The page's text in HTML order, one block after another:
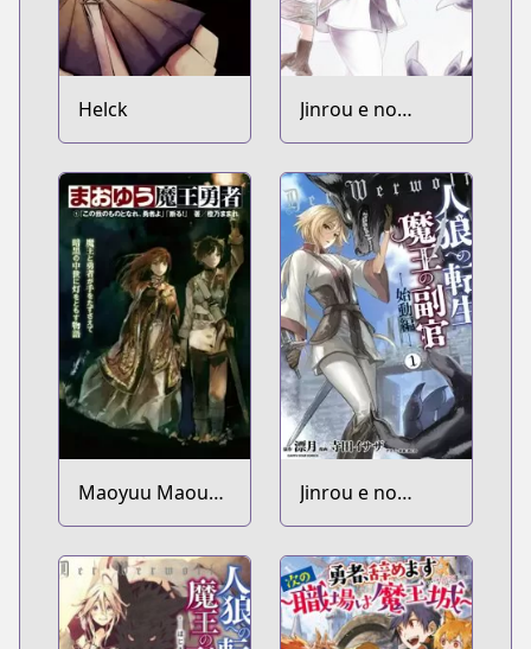
Helck
Jinrou e no
Tensei, Maou no
Fukukan
Maoyuu Maou
Yuusha
Jinrou e no
Tensei, Maou no
Fukukan:
Shidou-hen